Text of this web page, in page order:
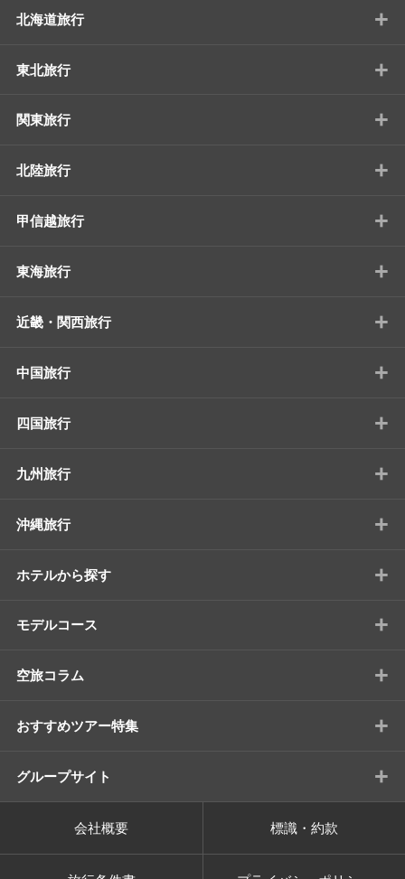
北海道旅行 +
東北旅行 +
関東旅行 +
北陸旅行 +
甲信越旅行 +
東海旅行 +
近畿・関西旅行 +
中国旅行 +
四国旅行 +
九州旅行 +
沖縄旅行 +
ホテルから探す +
モデルコース +
空旅コラム +
おすすめツアー特集 +
グループサイト +
会社概要 標識・約款